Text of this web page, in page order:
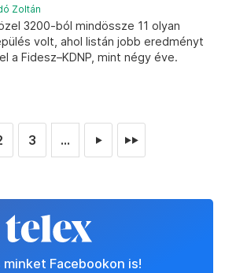
Zoltán
3200-ból mindössze 11 olyan
volt, ahol listán jobb eredményt
a Fidesz–KDNP, mint négy éve.
3 ... ► ►►
minket Facebookon is!